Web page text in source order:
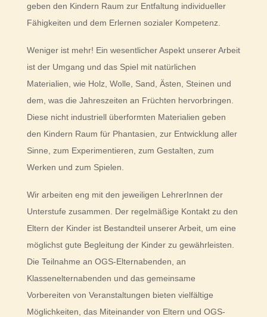
geben den Kindern Raum zur Entfaltung individueller
Fähigkeiten und dem Erlernen sozialer Kompetenz.
Weniger ist mehr! Ein wesentlicher Aspekt unserer Arbeit
ist der Umgang und das Spiel mit natürlichen
Materialien, wie Holz, Wolle, Sand, Ästen, Steinen und
dem, was die Jahreszeiten an Früchten hervorbringen.
Diese nicht industriell überformten Materialien geben
den Kindern Raum für Phantasien, zur Entwicklung aller
Sinne, zum Experimentieren, zum Gestalten, zum
Werken und zum Spielen.
Wir arbeiten eng mit den jeweiligen LehrerInnen der
Unterstufe zusammen. Der regelmäßige Kontakt zu den
Eltern der Kinder ist Bestandteil unserer Arbeit, um eine
möglichst gute Begleitung der Kinder zu gewährleisten.
Die Teilnahme an OGS-Elternabenden, an
Klassenelternabenden und das gemeinsame
Vorbereiten von Veranstaltungen bieten vielfältige
Möglichkeiten, das Miteinander von Eltern und OGS-